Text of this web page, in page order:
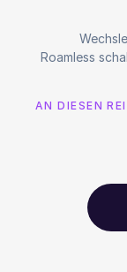
Roamless
AN DIESEN